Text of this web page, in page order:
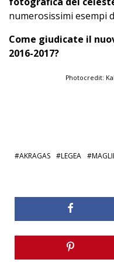
numerosissimi esempi
Come giudicate il
2016-2017?
Photocredit:
AKRAGAS LEGEA